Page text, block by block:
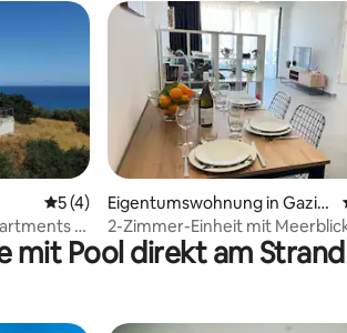
7 Bewertungen
Durchschnittliche Bewertung: 5 von 5,
5 (4)
-
Eigentumswohnung in Gaziv
eren
2-Zimmer-Einheit mit
Aphrodite Resort
mit Pool direkt am Strand